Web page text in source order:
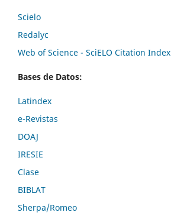
Scielo
Redalyc
Web of Science - SciELO Citation Index
Bases de Datos:
Latindex
e-Revistas
DOAJ
IRESIE
Clase
BIBLAT
Sherpa/Romeo